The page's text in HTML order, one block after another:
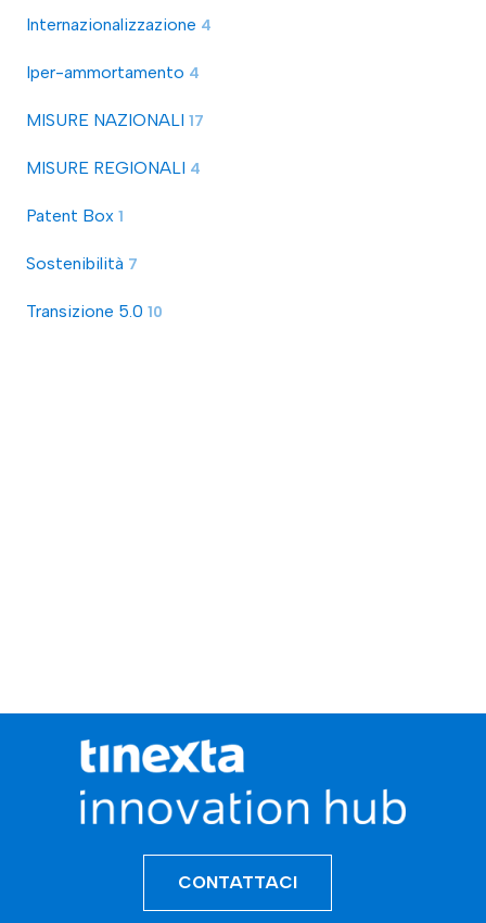
Internazionalizzazione 4
Iper-ammortamento 4
MISURE NAZIONALI 17
MISURE REGIONALI 4
Patent Box 1
Sostenibilità 7
Transizione 5.0 10
CONTATTACI